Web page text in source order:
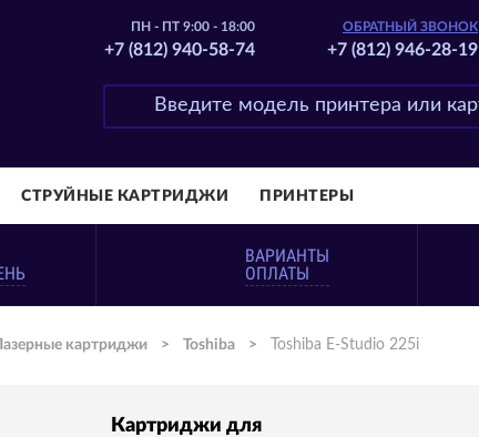
ПН - ПТ 9:00 - 18:00
+7 (812) 940-58-74
ОБРАТНЫЙ ЗВОНОК
+7 (812) 946-28-19
СТРУЙНЫЕ КАРТРИДЖИ ПРИНТЕРЫ
ВАРИАНТЫ
ОПЛАТЫ
картриджи > Toshiba > Toshiba E-Studio 225i
Картриджи для